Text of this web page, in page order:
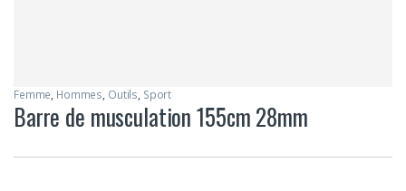
Femme, Hommes, Outils, Sport
Barre de musculation 155cm 28mm